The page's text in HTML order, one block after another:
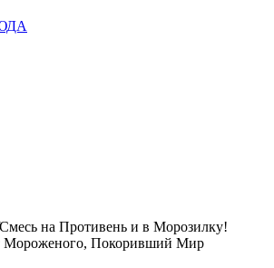
Смесь на Противень и в Морозилку!
Мороженого, Покоривший Мир